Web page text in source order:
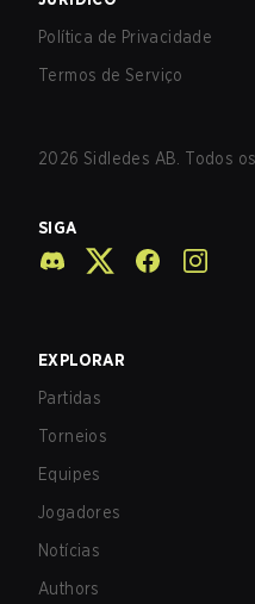
Política de Privacidade
Termos de Serviço
2026 Sidledes AB. Todos
SIGA
EXPLORAR
Partidas
Torneios
Equipes
Jogadores
Notícias
Authors